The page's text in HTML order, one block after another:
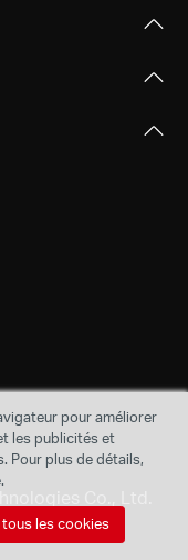
pour améliorer
les publicités et
Pour plus de détails,
les cookies